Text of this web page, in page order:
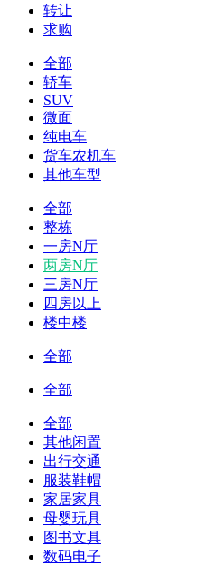
转让
求购
全部
轿车
SUV
微面
纯电车
货车农机车
其他车型
全部
整栋
一房N厅
两房N厅
三房N厅
四房以上
楼中楼
全部
全部
全部
其他闲置
出行交通
服装鞋帽
家居家具
母婴玩具
图书文具
数码电子